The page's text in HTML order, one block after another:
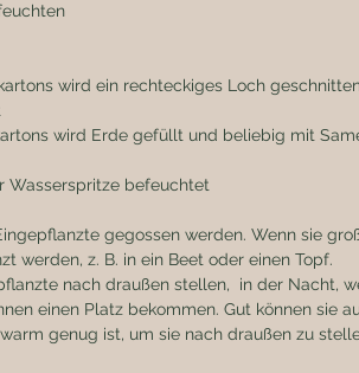
Wasserspritze befeuchtet
gegossen werden. Wenn sie
werden, z. B. in ein Beet oder einen Topf.
nach draußen stellen,  in der Nacht,
einen Platz bekommen. Gut können sie
genug ist, um sie nach draußen zu